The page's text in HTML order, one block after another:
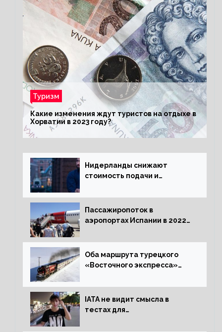
Туризм
Какие изменения ждут туристов на отдыхе в
Хорватии в 2023 году?
Нидерланды снижают
стоимость подачи и
жительство
Пассажиропоток в
аэропортах Испании в 2022
процентов
Оба маршрута турецкого
«Восточного экспресса»
IATA не видит смысла в
тестах для